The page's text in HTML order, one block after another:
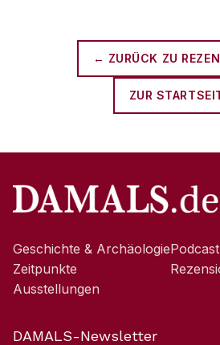
← ZURÜCK ZU
ZUR
Geschichte & Archäologie
Zeitpunkte
Ausstellungen
Podcast
DAMALS-Newsletter